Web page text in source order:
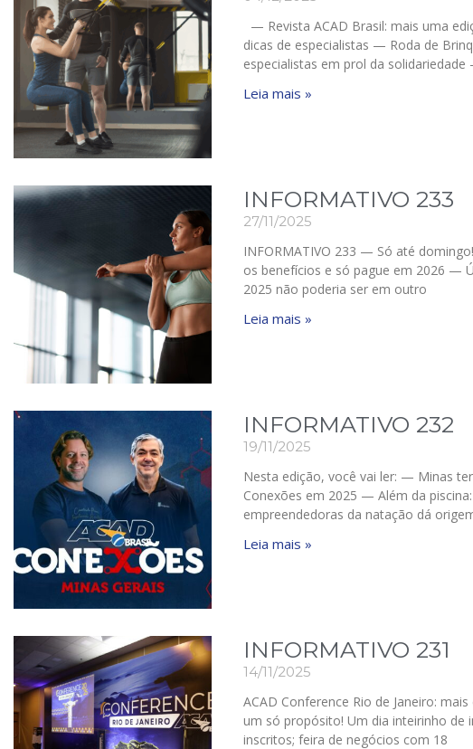
— Revista ACAD Brasil: mais uma
dicas de especialistas — Roda de
especialistas em prol da
Leia mais »
INFORMATIVO 233
27/11/2025
INFORMATIVO 233 — Só até
os benefícios e só pague em 2026 —
2025 não poderia ser em outro
Leia mais »
INFORMATIVO 232
19/11/2025
Nesta edição, você vai ler: — Minas
Conexões em 2025 — Além da
empreendedoras da natação dá
Leia mais »
INFORMATIVO 231
14/11/2025
ACAD Conference Rio de Janeiro:
um só propósito! Um dia inteirinho de
inscritos; feira de negócios com 18